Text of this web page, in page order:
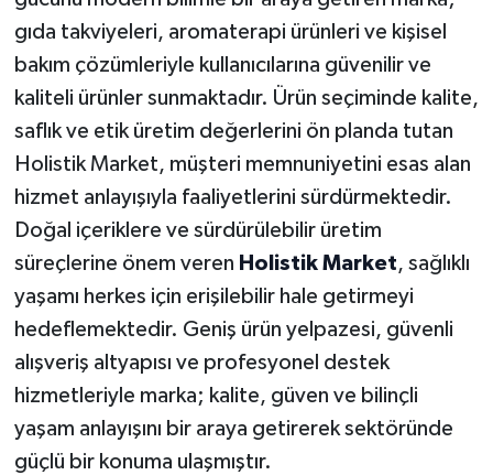
gıda takviyeleri, aromaterapi ürünleri ve kişisel
bakım çözümleriyle kullanıcılarına güvenilir ve
kaliteli ürünler sunmaktadır. Ürün seçiminde kalite,
saflık ve etik üretim değerlerini ön planda tutan
Holistik Market, müşteri memnuniyetini esas alan
hizmet anlayışıyla faaliyetlerini sürdürmektedir.
Doğal içeriklere ve sürdürülebilir üretim
süreçlerine önem veren Holistik Market, sağlıklı
yaşamı herkes için erişilebilir hale getirmeyi
hedeflemektedir. Geniş ürün yelpazesi, güvenli
alışveriş altyapısı ve profesyonel destek
hizmetleriyle marka; kalite, güven ve bilinçli
yaşam anlayışını bir araya getirerek sektöründe
güçlü bir konuma ulaşmıştır.